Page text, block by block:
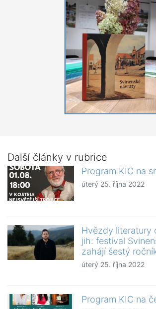
Další články v rubrice
Program KIC na
úterý 25. října 2022
Hvězdy literatury
jih: festival
zahájí šestý
úterý 25. října 2022
Program KIC na